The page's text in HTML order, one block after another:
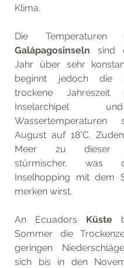
Klima.
Galápagosinseln sind
Jahr über sehr
beginnt jedoch die
trockene
Inselarchipel
Wassertemperaturen
August auf 18°C.
Meer zu dieser
stürmischer, was
Inselhopping mit dem
merken wirst.
An Ecuadors Küste
Sommer die
geringen
sich bis in den